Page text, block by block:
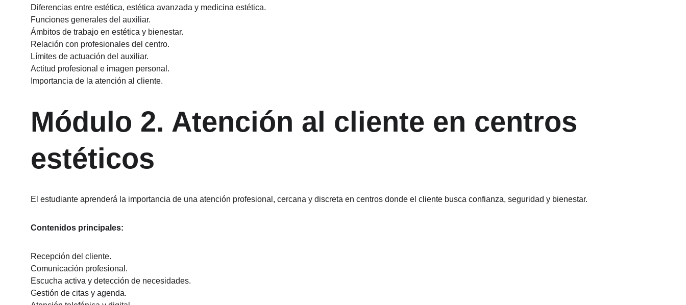
Diferencias entre estética, estética avanzada y medicina estética.
Funciones generales del auxiliar.
Ámbitos de trabajo en estética y bienestar.
Relación con profesionales del centro.
Límites de actuación del auxiliar.
Actitud profesional e imagen personal.
Importancia de la atención al cliente.
Módulo 2. Atención al cliente en centros
estéticos
El estudiante aprenderá la importancia de una atención profesional, cercana y discreta en centros donde el cliente busca confianza, seguridad y bienestar.
Contenidos principales:
Recepción del cliente.
Comunicación profesional.
Escucha activa y detección de necesidades.
Gestión de citas y agenda.